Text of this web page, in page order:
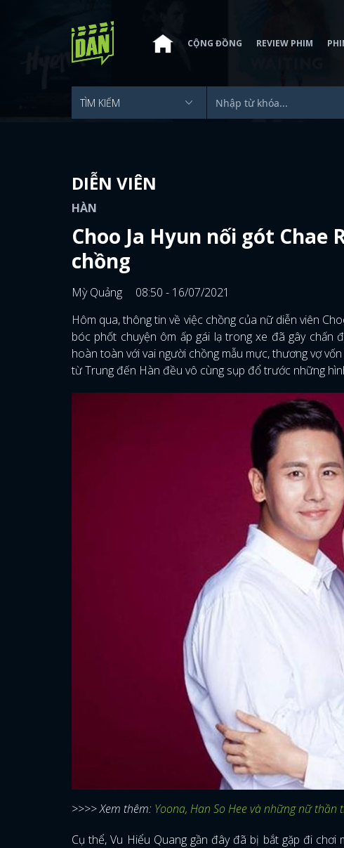
CỘNG ĐỒNG REVIEW PHIM
DIỄN VIÊN
HÀN
Choo Ja Hyun nối gót
chồng
Mỳ Quảng
08:50 - 16/07/2021
Hôm qua, thông tin về việc chồng của nữ diễn viên
bóc phốt chuyện ôm ấp gái lạ trong xe đã gây chấn
hoàn toàn với vai người chồng mẫu mực, thương vợ
từ Trung đến Hàn đều vô cùng sụp đổ trước những
>>>> Xem thêm: Yoona, Han So Hee và những nữ
Cụ thể, Vu Hiểu Quang gần đây đã bị bắt gặp đi